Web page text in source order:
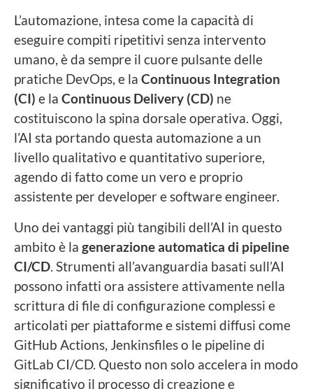
L’automazione, intesa come la capacità di
eseguire compiti ripetitivi senza intervento
umano, è da sempre il cuore pulsante delle
pratiche DevOps, e la Continuous Integration
(CI) e la Continuous Delivery (CD) ne
costituiscono la spina dorsale operativa. Oggi,
l’AI sta portando questa automazione a un
livello qualitativo e quantitativo superiore,
agendo di fatto come un vero e proprio
assistente per developer e software engineer.
Uno dei vantaggi più tangibili dell’AI in questo
ambito è la generazione automatica di pipeline
CI/CD. Strumenti all’avanguardia basati sull’AI
possono infatti ora assistere attivamente nella
scrittura di file di configurazione complessi e
articolati per piattaforme e sistemi diffusi come
GitHub Actions, Jenkinsfiles o le pipeline di
GitLab CI/CD. Questo non solo accelera in modo
significativo il processo di creazione e